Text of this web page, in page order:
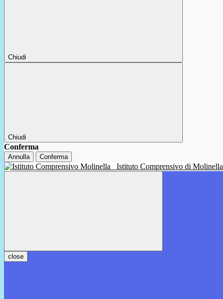
Chiudi
Chiudi
Conferma
Annulla Conferma
Istituto Comprensivo di Molinella
close